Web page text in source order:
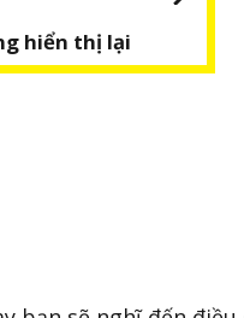
Chiba
hiển thị lại